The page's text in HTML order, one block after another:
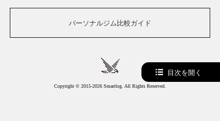
パーソナルジム比較ガイド
Copyright © 2015-2026 Smartlog. All Rights Reserved.
目次を開く